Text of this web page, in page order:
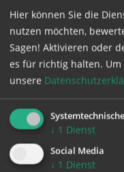
GESCHÜTZTER
Bitte melden Sie
und Passwort an.
Benutzername
Hier können Sie die
nutzen möchten,
Sagen! Aktivieren oder
es für richtig halten.
unsere
↓ 1 Dienst
Social Media
↓ 1 Dienst